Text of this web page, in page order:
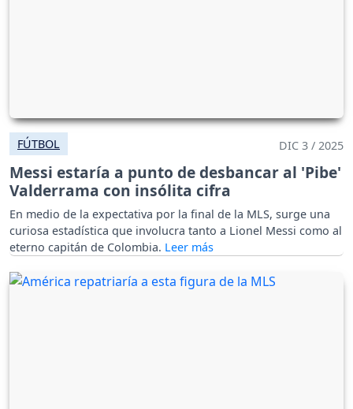
FÚTBOL DIC 3 / 2025
Messi estaría a punto de desbancar al 'Pibe'
Valderrama con insólita cifra
En medio de la expectativa por la final de la MLS, surge una
curiosa estadística que involucra tanto a Lionel Messi como al
eterno capitán de Colombia.